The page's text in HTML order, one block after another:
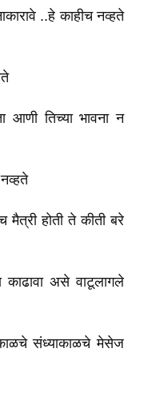
..हे काहीच नव्हते
आणी तिच्या भावना न
मैत्री होती ते कीती बरे
असे वाटूलागले
संध्याकाळचे मेसेज